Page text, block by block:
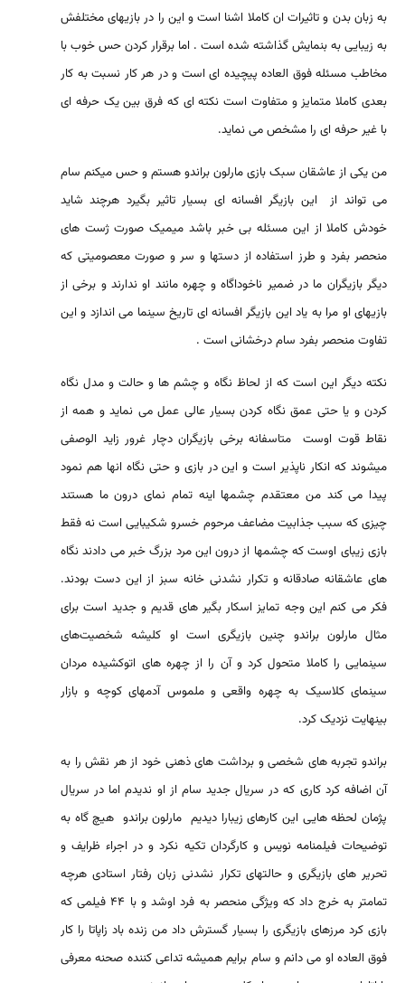
به زبان بدن و تاثیرات ان کاملا اشنا است و این را در بازیهای مختلفش
به زیبایی به بنمایش گذاشته شده است . اما برقرار کردن حس خوب با
مخاطب مسئله فوق العاده پیچیده ای است و در هر کار نسبت به کار
بعدی کاملا متمایز و متفاوت است نکته ای که فرق بین یک حرفه ای
با غیر حرفه ای را مشخص می نماید.
من یکی از عاشقان سبک بازی مارلون براندو هستم و حس میکنم سام
می تواند از این بازیگر افسانه ای بسیار تاثیر بگیرد هرچند شاید
خودش کاملا از این مسئله بی خبر باشد میمیک صورت ژست های
منحصر بفرد و طرز استفاده از دستها و سر و صورت معصومیتی که
دیگر بازیگران ما در ضمیر ناخوداگاه و چهره مانند او ندارند و برخی از
بازیهای او مرا به یاد این بازیگر افسانه ای تاریخ سینما می اندازد و این
تفاوت منحصر بفرد سام درخشانی است .
نکته دیگر این است که از لحاظ نگاه و چشم ها و حالت و مدل نگاه
کردن و یا حتی عمق نگاه کردن بسیار عالی عمل می نماید و همه از
نقاط قوت اوست متاسفانه برخی بازیگران دچار غرور زاید الوصفی
میشوند که انکار ناپذیر است و این در بازی و حتی نگاه انها هم نمود
پیدا می کند من معتقدم چشمها اینه تمام نمای درون ما هستند
چیزی که سبب جذابیت مضاعف مرحوم خسرو شکیبایی است نه فقط
بازی زیبای اوست که چشمها از درون این مرد بزرگ خبر می دادند نگاه
های عاشقانه صادقانه و تکرار نشدنی خانه سبز از این دست بودند.
فکر می کنم این وجه تمایز اسکار بگیر های قدیم و جدید است برای
مثال مارلون براندو چنین بازیگری است او کلیشه شخصیت‌های
سینمایی را کاملا متحول کرد و آن را از چهره های اتوکشیده مردان
سینمای کلاسیک به چهره واقعی و ملموس آدمهای کوچه و بازار
بینهایت نزدیک کرد.
براندو تجربه های شخصی و برداشت های ذهنی خود از هر نقش را به
آن اضافه کرد کاری که در سریال جدید سام از او ندیدم اما در سریال
پژمان لحظه هایی این کارهای زیبارا دیدیم مارلون براندو هیچ گاه به
توضیحات فیلمنامه نویس و کارگردان تکیه نکرد و در اجراء ظرایف و
تحریر های بازیگری و حالتهای تکرار نشدنی زبان رفتار استادی هرچه
تمامتر به خرج داد که ویژگی منحصر به فرد اوشد و با ۴۴ فیلمی که
بازی کرد مرزهای بازیگری را بسیار گسترش داد من زنده باد زاپاتا را کار
فوق العاده او می دانم و سام برایم همیشه تداعی کننده صحنه معرفی